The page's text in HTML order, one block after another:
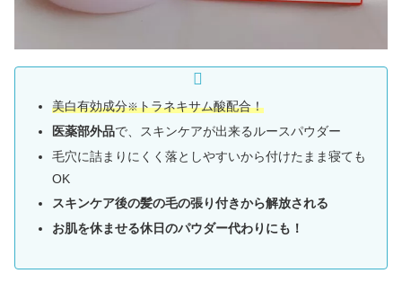
美白有効成分※トラネキサム酸配合！
医薬部外品で、スキンケアが出来るルースパウダー
毛穴に詰まりにくく落としやすいから付けたまま寝ても
OK
スキンケア後の髪の毛の張り付きから解放される
お肌を休ませる休日のパウダー代わりにも！